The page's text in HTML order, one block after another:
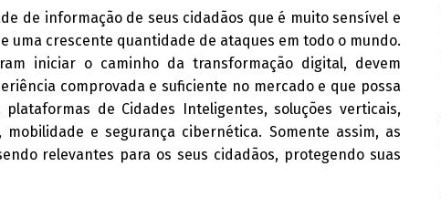
de informação de seus cidadãos que é muito sensível e
uma crescente quantidade de ataques em todo o mundo.
iniciar o caminho da transformação digital, devem
comprovada e suficiente no mercado e que possa
de Cidades Inteligentes, soluções verticais,
e segurança cibernética. Somente assim, as
relevantes para os seus cidadãos, protegendo suas